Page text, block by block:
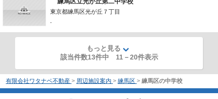
東京都練馬区光が丘７丁目
-
もっと見る
該当件数13件中 11 －20件表示
有限会社ワタナベ不動産 > 周辺施設案内 > 練馬区 > 練馬区の中学校